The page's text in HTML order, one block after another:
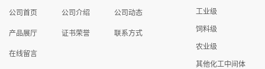
公司首页 公司介绍 公司动态
产品展厅 证书荣誉 联系方式
在线留言
工业级
饲料级
农业级
其他化工中间体